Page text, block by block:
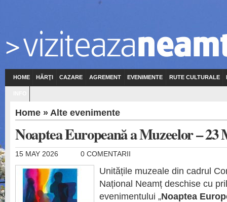
HOME HĂRŢI CAZARE AGREMENT EVENIMENTE RUTE CULTURALE
Home » Alte evenimente
Noaptea Europeană a Muzeelor – 23
15 MAY 2026 0 COMENTARII
Unitățile muzeale din cadrul
Național Neamț deschise cu
evenimentului „Noaptea